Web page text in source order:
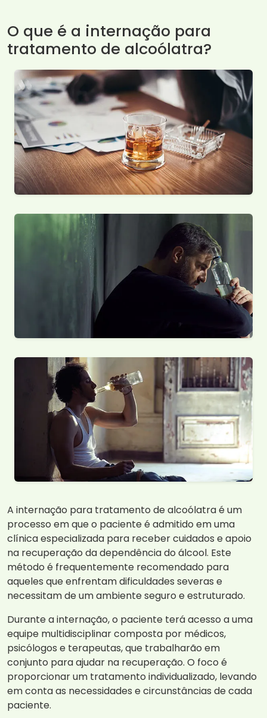
O que é a internação para
tratamento de alcoólatra?
A internação para tratamento de alcoólatra é um
processo em que o paciente é admitido em uma
clínica especializada para receber cuidados e apoio
na recuperação da dependência do álcool. Este
método é frequentemente recomendado para
aqueles que enfrentam dificuldades severas e
necessitam de um ambiente seguro e estruturado.
Durante a internação, o paciente terá acesso a uma
equipe multidisciplinar composta por médicos,
psicólogos e terapeutas, que trabalharão em
conjunto para ajudar na recuperação. O foco é
proporcionar um tratamento individualizado, levando
em conta as necessidades e circunstâncias de cada
paciente.